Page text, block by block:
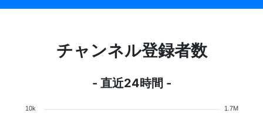
チャンネル登録者数
- 直近24時間 -
1.7M
10k